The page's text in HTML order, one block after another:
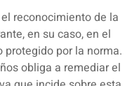
reconocimiento de la
en su caso, en el
por la norma.
obliga a remediar el